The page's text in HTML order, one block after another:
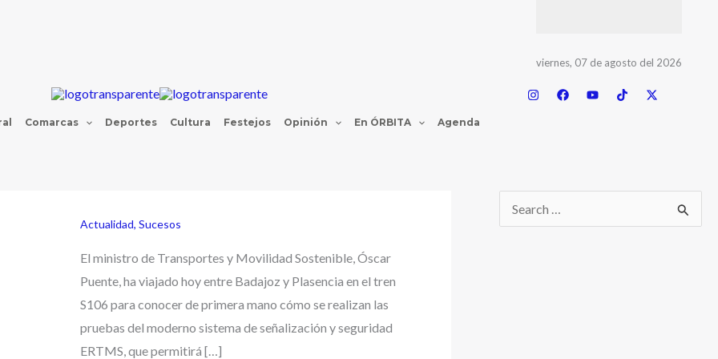
viernes, 07 de agosto del 2026
Comarcas Deportes Cultura Festejos Opinión En ÓRBITA Agenda
Actualidad, Sucesos
El ministro de Transportes y Movilidad Sostenible, Óscar
Puente, ha viajado hoy entre Badajoz y Plasencia en el tren
S106 para conocer de primera mano cómo se realizan las
pruebas del moderno sistema de señalización y seguridad
ERTMS, que permitirá […]